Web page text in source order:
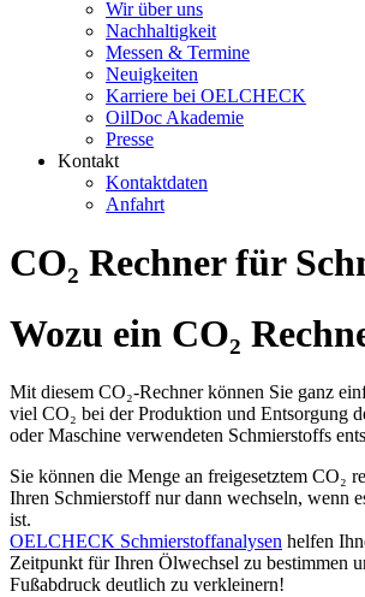
Wir über uns
Nachhaltigkeit
Messen & Termine
Neuigkeiten
Karriere bei OELCHECK
OilDoc Akademie
Presse
Kontakt
Kontaktdaten
Anfahrt
CO₂ Rechner für
Wozu ein CO₂
Mit diesem CO₂-Rechner können Sie ganz
viel CO₂ bei der Produktion und Entsorgung
oder Maschine verwendeten Schmierstoffs
Sie können die Menge an freigesetztem CO₂
Ihren Schmierstoff nur dann wechseln, wenn
ist.
OELCHECK Schmierstoffanalysen helfen
Zeitpunkt für Ihren Ölwechsel zu bestimmen
Fußabdruck deutlich zu verkleinern!